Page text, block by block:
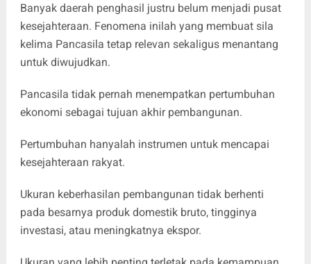
Banyak daerah penghasil justru belum menjadi pusat
kesejahteraan. Fenomena inilah yang membuat sila
kelima Pancasila tetap relevan sekaligus menantang
untuk diwujudkan.
Pancasila tidak pernah menempatkan pertumbuhan
ekonomi sebagai tujuan akhir pembangunan.
Pertumbuhan hanyalah instrumen untuk mencapai
kesejahteraan rakyat.
Ukuran keberhasilan pembangunan tidak berhenti
pada besarnya produk domestik bruto, tingginya
investasi, atau meningkatnya ekspor.